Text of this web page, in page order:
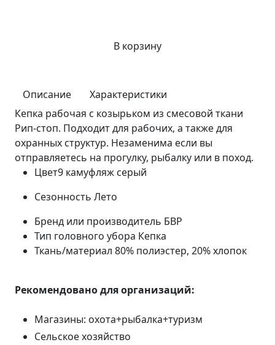
В корзину
Описание
Характеристики
Кепка рабочая с козырьком из смесовой ткани
Рип-стоп. Подходит для рабочих, а также для
охранных структур. Незаменима если вы
отправляетесь на прогулку, рыбалку или в поход.
Цвет9 камуфляж серый
Сезонность Лето
Бренд или производитель БВР
Тип головного убора Кепка
Ткань/материал 80% полиэстер, 20% хлопок
Рекомендовано для организаций:
Магазины: охота+рыбалка+туризм
Сельское хозяйство